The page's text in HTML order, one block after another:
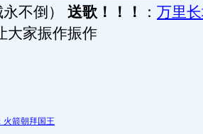
不倒） 送歌！！！ ： 万里
大家振作振作
火箭朝拜国王